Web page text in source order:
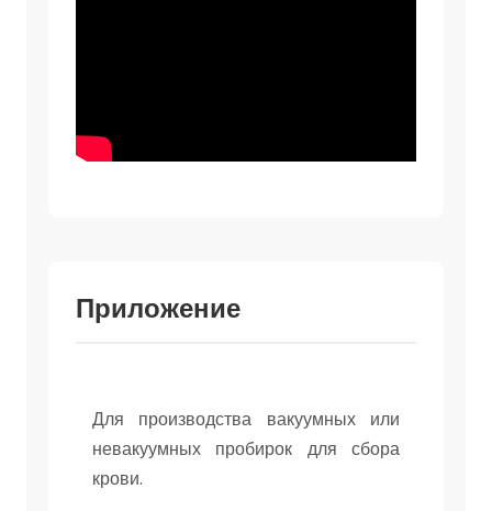
Приложение
Для производства вакуумных или
невакуумных пробирок для сбора
крови.